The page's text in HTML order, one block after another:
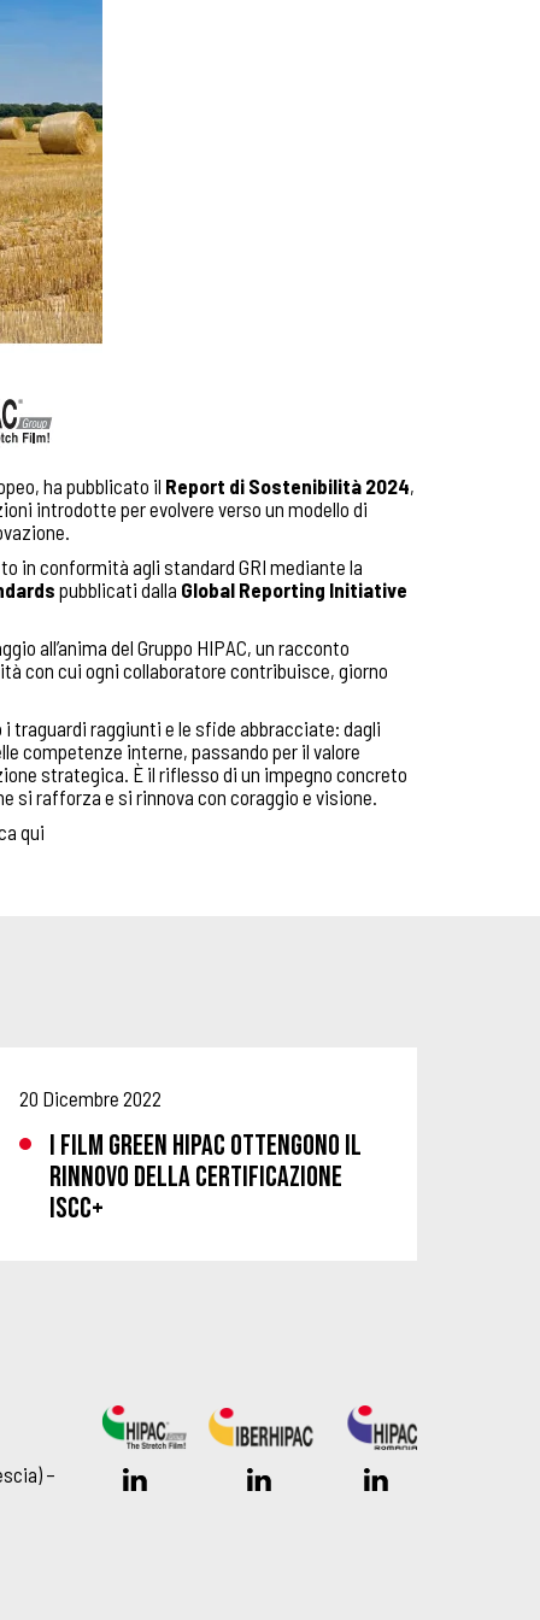
ha pubblicato il Report di Sostenibilità 2024,
introdotte per evolvere verso un modello di
in conformità agli standard GRI mediante la
pubblicati dalla Global Reporting Initiative
all’anima del Gruppo HIPAC, un racconto
con cui ogni collaboratore contribuisce, giorno
traguardi raggiunti e le sfide abbracciate: dagli
competenze interne, passando per il valore
strategica. È il riflesso di un impegno concreto
si rafforza e si rinnova con coraggio e visione.
qui
20 Dicembre 2022
I FILM GREEN HIPAC OTTENGONO IL
RINNOVO DELLA CERTIFICAZIONE
ISCC+
–